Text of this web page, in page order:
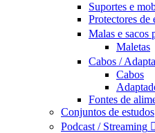
Suportes e
Protectores de
Malas e sacos
Maletas
Cabos /
Cabos
Fontes de
Conjuntos de estudos
Podcast / Streaming 